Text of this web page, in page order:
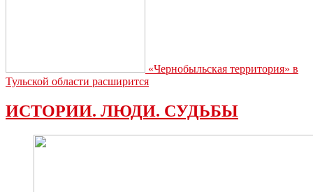
«Чернобыльская территория» в
Тульской области расширится
ИСТОРИИ. ЛЮДИ. СУДЬБЫ